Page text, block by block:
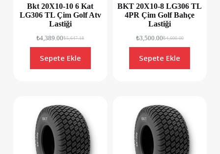
Bkt 20X10-10 6 Kat
LG306 TL Çim Golf Atv
Lastiği
₺5,647.18
₺4,389.00
Sepete Ekle
BKT 20X10-8 LG306 TL
4PR Çim Golf Bahçe
Lastiği
₺4,600.00
₺3,500.00
Sepete Ekle